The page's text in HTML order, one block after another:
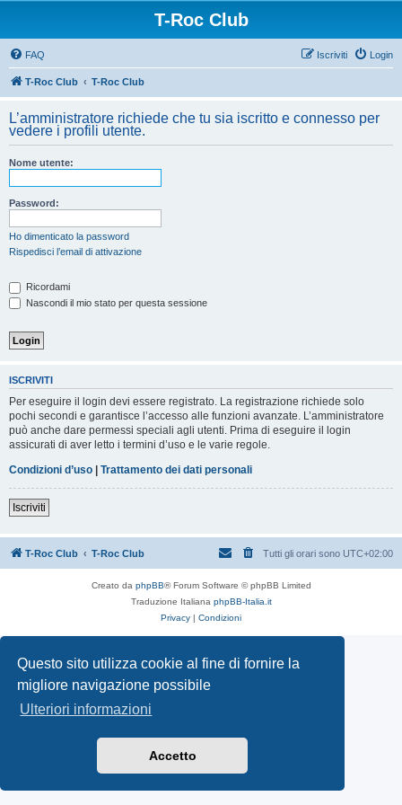
Questo sito utilizza cookie al fine di fornire la
migliore navigazione possibile
Ulteriori informazioni
Accetto
T-Roc Club
FAQ Login
Iscriviti
T-Roc Club T-Roc Club
L’amministratore richiede che tu sia iscritto e connesso per
vedere i profili utente.
Nome utente:
Password:
Ho dimenticato la password
Rispedisci l’email di attivazione
Ricordami
Nascondi il mio stato per questa sessione
ISCRIVITI
Per eseguire il login devi essere registrato. La registrazione richiede solo
pochi secondi e garantisce l’accesso alle funzioni avanzate. L’amministratore
può anche dare permessi speciali agli utenti. Prima di eseguire il login
assicurati di aver letto i termini d’uso e le varie regole.
Condizioni d’uso | Trattamento dei dati personali
Iscriviti
T-Roc Club T-Roc Club Tutti gli orari sono UTC+02:00
Creato da phpBB® Forum Software © phpBB Limited
Traduzione Italiana phpBB-Italia.it
Privacy | Condizioni